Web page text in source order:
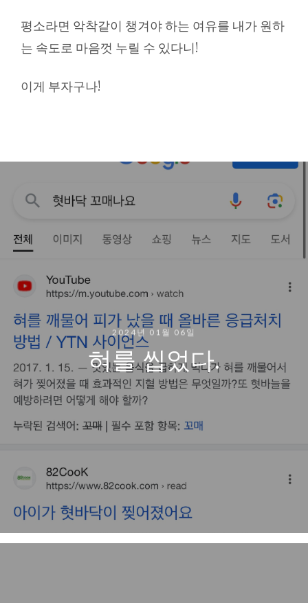
평소라면 악착같이 챙겨야 하는 여유를 내가 원하
는 속도로 마음껏 누릴 수 있다니!
이게 부자구나!
2024년 01월 06일
혀를 씹었다.